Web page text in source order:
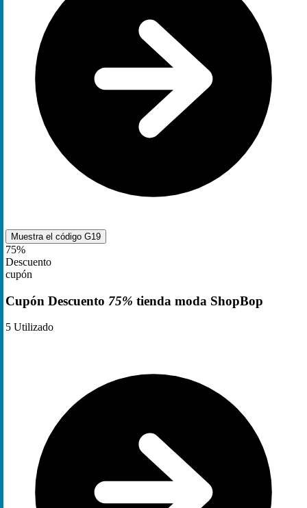
Muestra el código G19
75%
Descuento
cupón
Cupón Descuento 75% tienda moda ShopBop
5 Utilizado